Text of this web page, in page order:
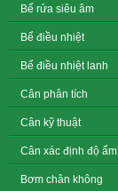
Bể rửa siêu âm
Bể điều nhiệt
Bể điều nhiệt lanh
Cân phân tích
Cân kỹ thuật
Cân xác định độ ẩm
Bơm chân không